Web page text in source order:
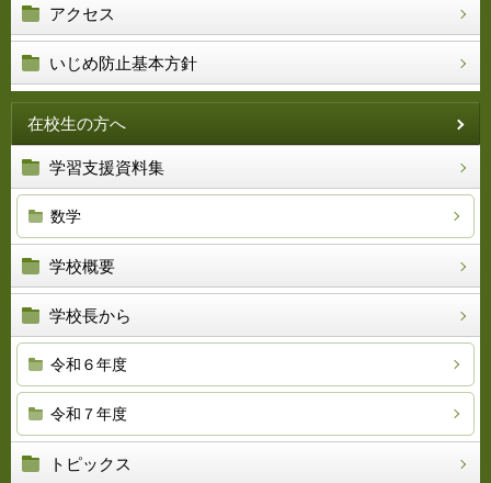
アクセス
いじめ防止基本方針
在校生の方へ
学習支援資料集
数学
学校概要
学校長から
令和６年度
令和７年度
トピックス